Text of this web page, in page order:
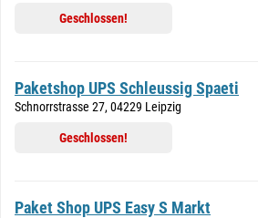
Geschlossen!
Paketshop UPS Schleussig Spaeti
Schnorrstrasse 27, 04229 Leipzig
Geschlossen!
Paket Shop UPS Easy S Markt